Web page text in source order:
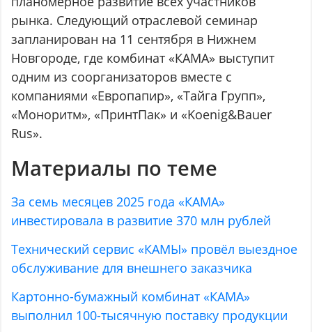
рынка. Следующий отраслевой семинар
запланирован на 11 сентября в Нижнем
Новгороде, где комбинат «КАМА» выступит
одним из соорганизаторов вместе с
компаниями «Европапир», «Тайга Групп»,
«Моноритм», «ПринтПак» и «Koenig&Bauer
Rus».
Материалы по теме
За семь месяцев 2025 года «КАМА»
инвестировала в развитие 370 млн рублей
Технический сервис «КАМЫ» провёл выездное
обслуживание для внешнего заказчика
Картонно-бумажный комбинат «КАМА»
выполнил 100-тысячную поставку продукции